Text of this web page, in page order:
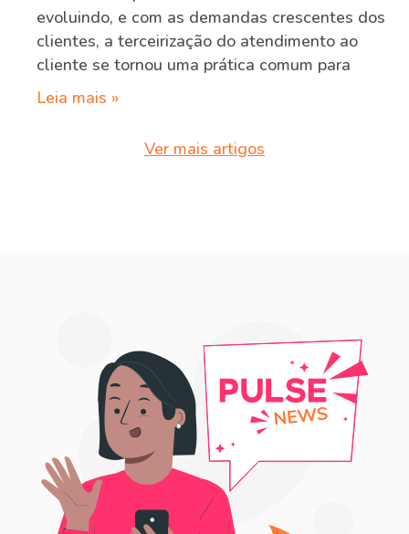
evoluindo, e com as demandas crescentes dos
clientes, a terceirização do atendimento ao
cliente se tornou uma prática comum para
Leia mais »
Ver mais artigos